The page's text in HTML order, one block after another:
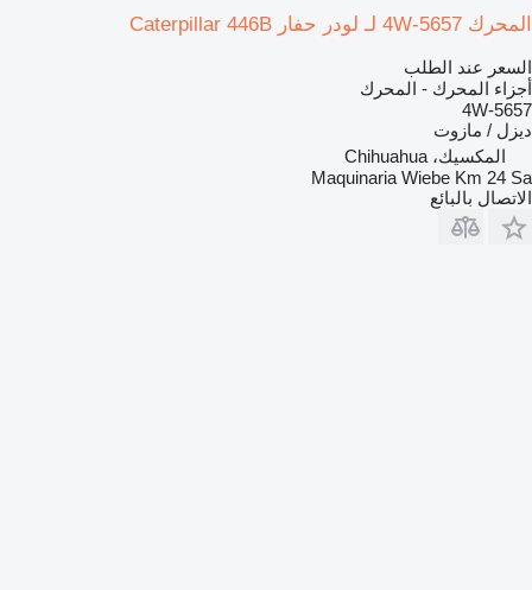
المحرك 4W-5657 لـ لودر حفار Caterpillar 446B
السعر عند الطلب
أجزاء المحرك - المحرك
4W-5657
ديزل / مازوت
المكسيك، Chihuahua
Maquinaria Wiebe Km 24 Sa
الاتصال بالبائع